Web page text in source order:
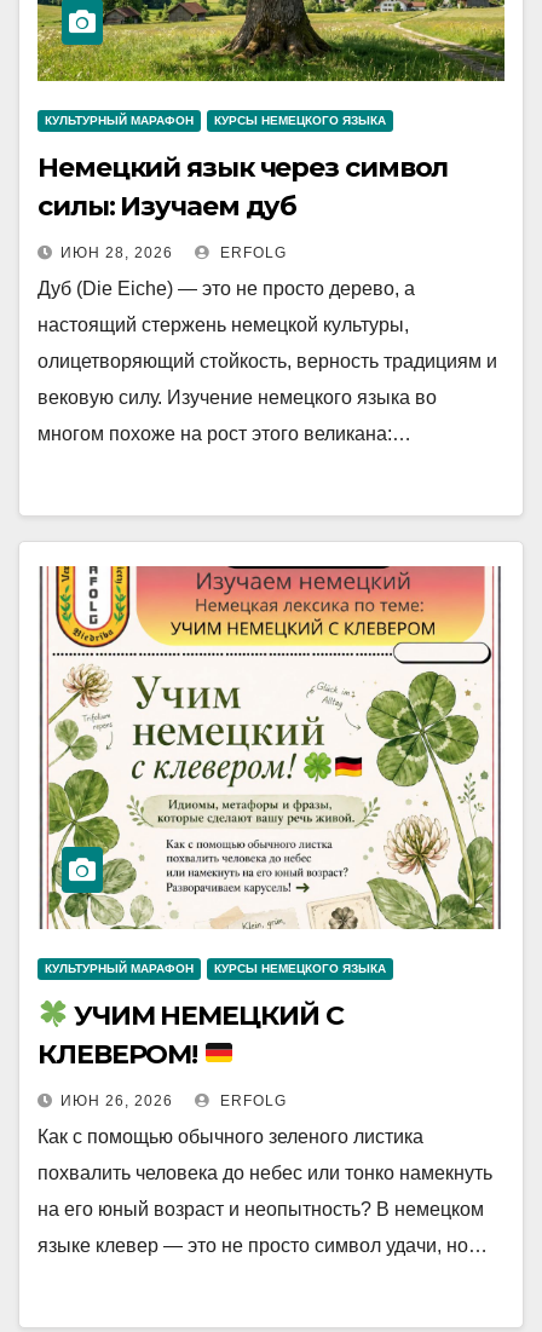
КУЛЬТУРНЫЙ МАРАФОН КУРСЫ НЕМЕЦКОГО ЯЗЫКА
Немецкий язык через символ
силы: Изучаем дуб
ИЮН 28, 2026 ERFOLG
Дуб (Die Eiche) — это не просто дерево, а
настоящий стержень немецкой культуры,
олицетворяющий стойкость, верность традициям и
вековую силу. Изучение немецкого языка во
многом похоже на рост этого великана:…
КУЛЬТУРНЫЙ МАРАФОН КУРСЫ НЕМЕЦКОГО ЯЗЫКА
УЧИМ НЕМЕЦКИЙ С
КЛЕВЕРОМ!
ИЮН 26, 2026 ERFOLG
Как с помощью обычного зеленого листика
похвалить человека до небес или тонко намекнуть
на его юный возраст и неопытность? В немецком
языке клевер — это не просто символ удачи, но…